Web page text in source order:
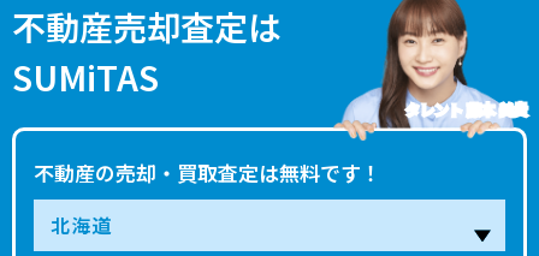
不動産売却査定は
SUMiTAS
不動産の売却・買取査定は無料です！
タレント 藤本 美貴